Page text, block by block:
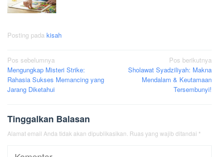
Posting pada kisah
Navigasi
pos
Pos sebelumnya
Mengungkap Misteri Strike:
Rahasia Sukses Memancing yang
Jarang Diketahui
Pos berikutnya
Sholawat Syadziliyah: Makna
Mendalam & Keutamaan
Tersembunyi!
Tinggalkan Balasan
Alamat email Anda tidak akan dipublikasikan. Ruas yang wajib ditandai *